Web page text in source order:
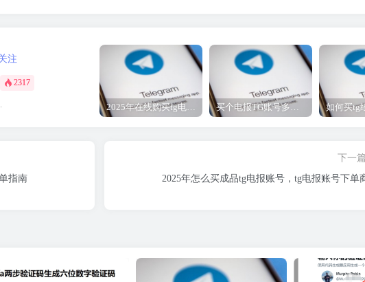
注
2317
2025年在线购买tg电报账号，tg纸飞机成品帐号批发一人一号 买个电报TG账号多少钱-电报号低价购买-电报账号4元一个
指南
下一
2025年怎么买成品tg电报账号，tg电报账号下单